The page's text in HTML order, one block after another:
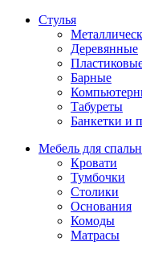
Стулья
Деревянные
Барные
Табуреты
Банкетки и
Мебель для
Кровати
Тумбочки
Столики
Основания
Комоды
Матрасы